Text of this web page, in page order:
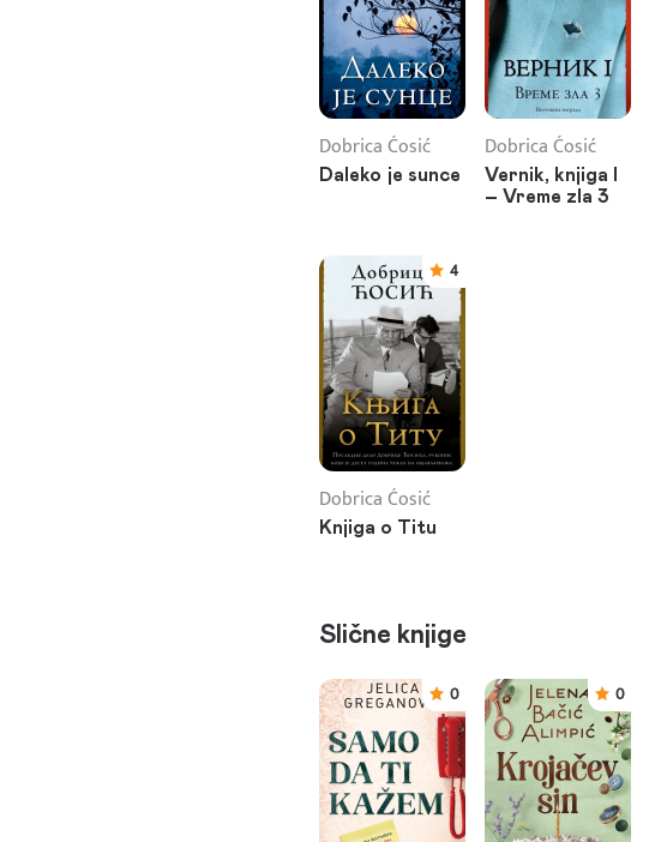
Dobrica Ćosić
Daleko je sunce
Dobrica Ćosić
Vernik, knjiga I
– Vreme zla 3
4
Dobrica Ćosić
Knjiga o Titu
Slične knjige
0 0